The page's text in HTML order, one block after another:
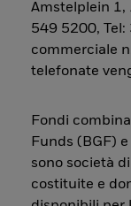
Amstelplein 1,
549 5200,
commerciale
telefonate
Fondi
Funds (BGF)
sono società
costituite e